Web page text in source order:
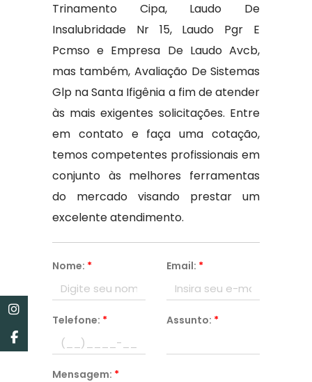
Trinamento Cipa, Laudo De
Insalubridade Nr 15, Laudo Pgr E
Pcmso e Empresa De Laudo Avcb,
mas também, Avaliação De Sistemas
Glp na Santa Ifigênia a fim de atender
às mais exigentes solicitações. Entre
em contato e faça uma cotação,
temos competentes profissionais em
conjunto às melhores ferramentas
do mercado visando prestar um
excelente atendimento.
Nome: * Email: *
Telefone: * Assunto: *
Mensagem: *